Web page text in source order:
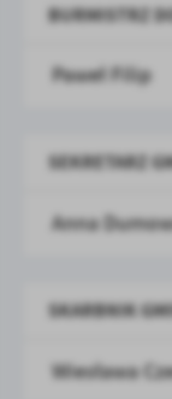
BURMISTRZ
Paweł Filip
SEKRETARZ
Anna
SKARBNIK
Wiesława